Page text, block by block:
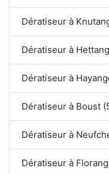
Dératiseur à
Dératiseur à
Dératiseur à
Dératiseur à Boust
Dératiseur à
Dératiseur à